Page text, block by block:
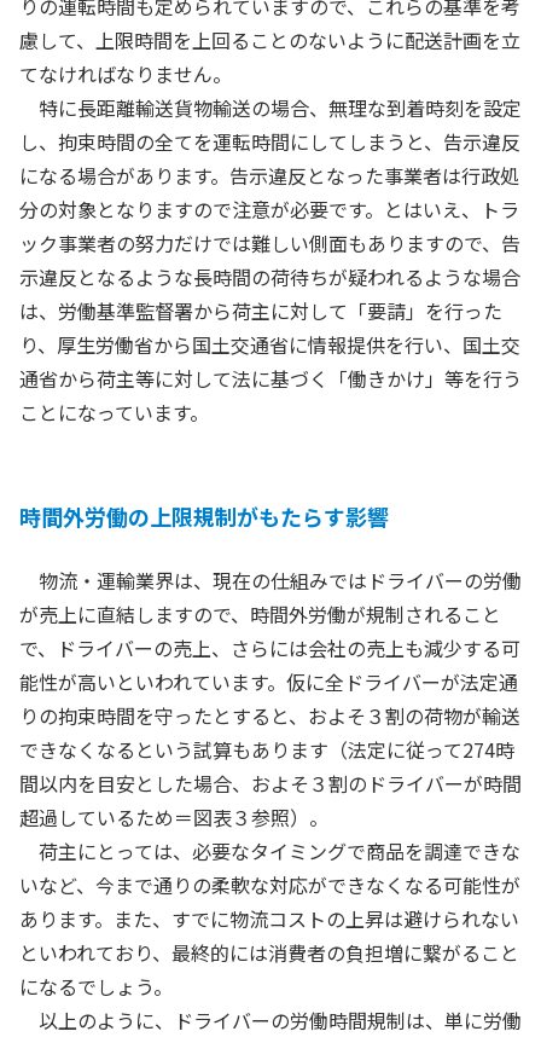
慮して、上限時間を上回ることのないように配送計画を立
てなければなりません。
特に長距離輸送貨物輸送の場合、無理な到着時刻を設定
し、拘束時間の全てを運転時間にしてしまうと、告示違反
になる場合があります。告示違反となった事業者は行政処
分の対象となりますので注意が必要です。とはいえ、トラ
ック事業者の努力だけでは難しい側面もありますので、告
示違反となるような長時間の荷待ちが疑われるような場合
は、労働基準監督署から荷主に対して「要請」を行った
り、厚生労働省から国土交通省に情報提供を行い、国土交
通省から荷主等に対して法に基づく「働きかけ」等を行う
ことになっています。
時間外労働の上限規制がもたらす影響
物流・運輸業界は、現在の仕組みではドライバーの労働
が売上に直結しますので、時間外労働が規制されること
で、ドライバーの売上、さらには会社の売上も減少する可
能性が高いといわれています。仮に全ドライバーが法定通
りの拘束時間を守ったとすると、およそ３割の荷物が輸送
できなくなるという試算もあります（法定に従って274時
間以内を目安とした場合、およそ３割のドライバーが時間
超過しているため＝図表３参照）。
荷主にとっては、必要なタイミングで商品を調達できな
いなど、今まで通りの柔軟な対応ができなくなる可能性が
あります。また、すでに物流コストの上昇は避けられない
といわれており、最終的には消費者の負担増に繋がること
になるでしょう。
以上のように、ドライバーの労働時間規制は、単に労働